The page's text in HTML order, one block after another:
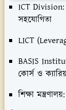
ICT Division:
সহযোগিতা
LICT
BASIS
কোর্স ও
শিক্ষা মন্ত্রণালয়: